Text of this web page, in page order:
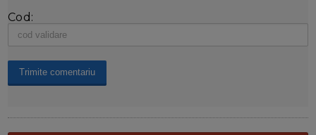
Cod: